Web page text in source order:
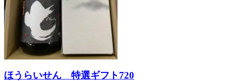
ほうらいせん 特選ギフト720